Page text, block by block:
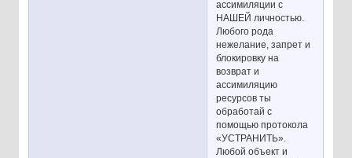
ассимиляции с
НАШЕЙ личностью.
Любого рода
нежелание, запрет и
блокировку на
возврат и
ассимиляцию
ресурсов ты
обработай с
помощью протокола
«УСТРАНИТЬ».
Любой объект и